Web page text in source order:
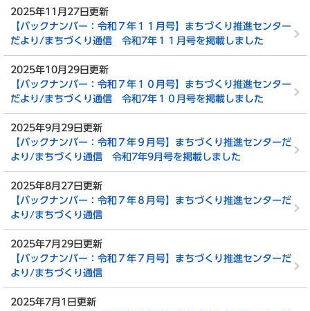
2025年11月27日更新
【バックナンバー：令和７年１１月号】まちづくり推進センター
だより/まちづくり通信 令和7年１１月号を掲載しました
2025年10月29日更新
【バックナンバー：令和７年１０月号】まちづくり推進センター
だより/まちづくり通信 令和7年１０月号を掲載しました
2025年9月29日更新
【バックナンバー：令和７年９月号】まちづくり推進センターだ
より/まちづくり通信 令和7年9月号を掲載しました
2025年8月27日更新
【バックナンバー：令和７年８月号】まちづくり推進センターだ
より/まちづくり通信
2025年7月29日更新
【バックナンバー：令和７年７月号】まちづくり推進センターだ
より/まちづくり通信
2025年7月1日更新